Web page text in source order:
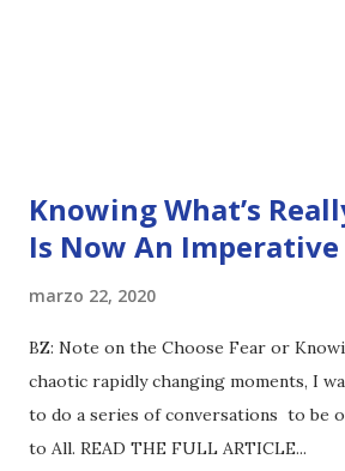
Knowing What’s
Is Now An Imperative
marzo 22, 2020
BZ: Note on the Choose Fear or
chaotic rapidly changing moments, I
to do a series of conversations to be
to All. READ THE FULL ARTICLE...